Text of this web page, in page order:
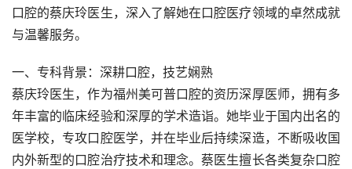
口腔的蔡庆玲医生，深入了解她在口腔医疗领域的卓然成就
与温馨服务。
一、专科背景：深耕口腔，技艺娴熟
蔡庆玲医生，作为福州美可普口腔的资历深厚医师，拥有多
年丰富的临床经验和深厚的学术造诣。她毕业于国内出名的
医学校，专攻口腔医学，并在毕业后持续深造，不断吸收国
内外新型的口腔治疗技术和理念。蔡医生擅长各类复杂口腔